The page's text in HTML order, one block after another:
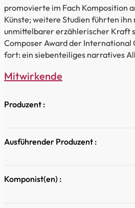
promovierte im Fach Komposition
Künste; weitere Studien führten
unmittelbarer erzählerischer Kraft
Composer Award der International
fort: ein siebenteiliges narratives
Mitwirkende
Produzent :
Ausführender Produzent :
Komponist(en) :